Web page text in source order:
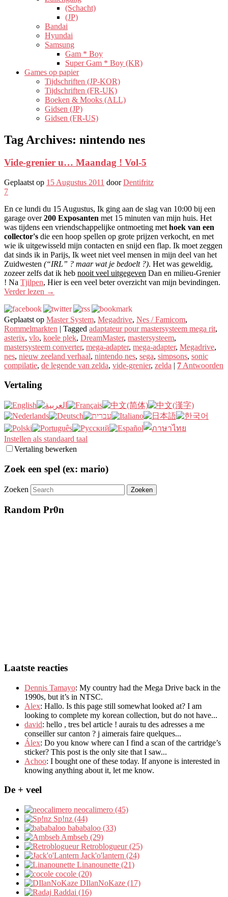
(Schacht)
(JP)
Bandai
Hyundai
Samsung
Gam * Boy
Super Gam * Boy (KR)
Games op papier
Tijdschriften (JP-KOR)
Tijdschriften (FR-UK)
Boeken & Mooks (ALL)
Gidsen (JP)
Gidsen (FR-US)
Tag Archives: nintendo nes
Vide-grenier u… Maandag ! Vol-5
Geplaatst op 15 Augustus 2011 doorDentifritz
7
En ce lundi du 15 Augustus, Ik ging aan de slag van 10:00 bij een
garage over200 Exposanten met 15 minuten van mijn huis. Het
was tijdens een vriendschappelijke ontmoeting met hoek van een
collector's die een hoop spellen op grote prijzen verkocht, en met
wie ik uitgewisseld mijn contacten en snijd een flap. Ik moet zeggen
dat sinds ik in Parijs, Ik weet niet veel mensen in mijn deel van het
Zuidwesten (“IRL” ? maar wat je bedoelt ?). Het was geweldig,
zozeer zelfs dat ik heb nooit veel uitgegeven Dan en milieu-Grenier
! Na Tjilpen, Hier is een veel beter overzicht van mijn bevindingen.
Verder lezen →
Geplaatst op Master System, Megadrive, Nes / Famicom,
Rommelmarkten | Tagged adaptateur pour mastersysteem mega rit,
asterix, vlo, koele plek, DreamMaster, mastersysteem,
mastersysteem converter, mega-adapter, mega-adapter, Megadrive,
nes, nieuw zeeland verhaal, nintendo nes, sega, simpsons, sonic
compilatie, de legende van zelda, vide-grenier, zelda | 7 Antwoorden
Vertaling
Instellen als standaard taal
Vertaling bewerken
Zoek een spel (ex: mario)
Zoeken
Random Pr0n
Laatste reacties
Dennis Tamayo: My country had the Mega Drive back in the
1990s, but it’s in NTSC.
Alex: Hallo. Is this page still somewhat looked at? I am
looking to complete my korean collection, but do not have...
david: hello , tres bel article ! aurais tu des adresses a me
conseiller sur canton ? j aimerais faire quelques...
Álex: Do you know where can I find a scan of the cartridge’s
sticker? This post is the only site that I saw...
Achoo: I bought one of these today. If anyone is interested in
knowing anything about it, let me know.
De + veel
neocalimero (45)
Sp!nz (44)
bababaloo (33)
Ambseb (29)
Retroblogueur (25)
Jack'o'lantern (24)
Linanounette (21)
cocole (20)
DIlanNoKaze (17)
Raddai (16)